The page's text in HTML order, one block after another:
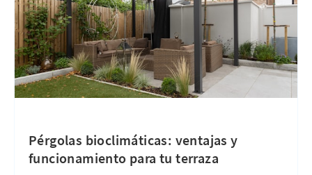
Pérgolas bioclimáticas: ventajas y
funcionamiento para tu terraza